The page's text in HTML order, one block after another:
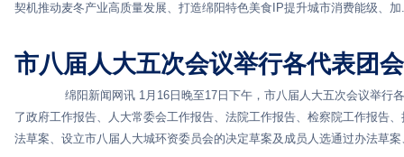
契机推动麦冬产业高质量发展、打造绵阳特色美食IP提升城市消费能级、
市八届人大五次会议举行各代表团
绵阳新闻网讯 1月16日晚至17日下午，市八届人大五次会议举行各
了政府工作报告、人大常委会工作报告、法院工作报告、检察院工作报告
法草案、设立市八届人大城环资委员会的决定草案及成员人选通过办法草